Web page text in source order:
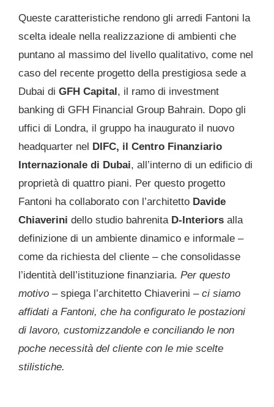
Queste caratteristiche rendono gli arredi Fantoni la
scelta ideale nella realizzazione di ambienti che
puntano al massimo del livello qualitativo, come nel
caso del recente progetto della prestigiosa sede a
Dubai di GFH Capital, il ramo di investment
banking di GFH Financial Group Bahrain. Dopo gli
uffici di Londra, il gruppo ha inaugurato il nuovo
headquarter nel DIFC, il Centro Finanziario
Internazionale di Dubai, all’interno di un edificio di
proprietà di quattro piani. Per questo progetto
Fantoni ha collaborato con l’architetto Davide
Chiaverini dello studio bahrenita D-Interiors alla
definizione di un ambiente dinamico e informale –
come da richiesta del cliente – che consolidasse
l’identità dell’istituzione finanziaria. Per questo
motivo – spiega l’architetto Chiaverini – ci siamo
affidati a Fantoni, che ha configurato le postazioni
di lavoro, customizzandole e conciliando le non
poche necessità del cliente con le mie scelte
stilistiche.